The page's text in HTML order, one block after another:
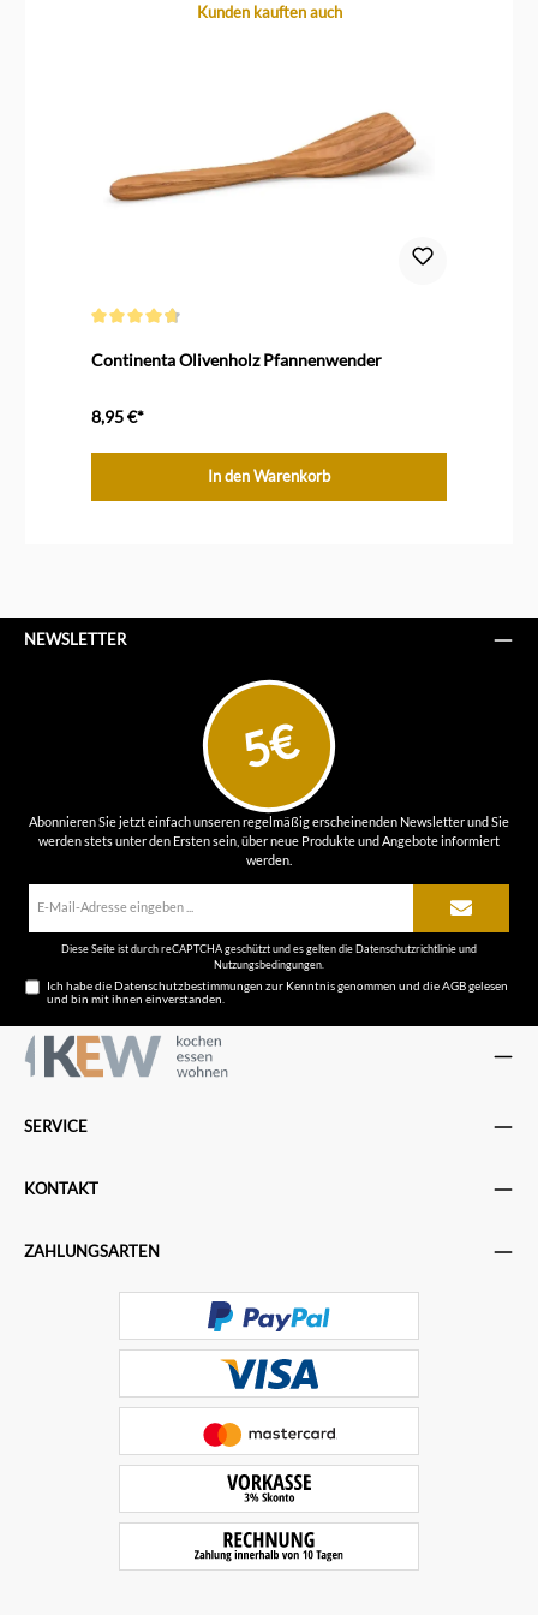
Produktgalerie überspringenKunden kauften auch
Continenta Olivenholz Pfannenwender
8,95 €*
In den Warenkorb
NEWSLETTER
5€
Abonnieren Sie jetzt einfach unseren regelmäßig erscheinenden Newsletter und Sie
werden stets unter den Ersten sein, über neue Produkte und Angebote informiert
werden.
Diese Seite ist durch reCAPTCHA geschützt und es gelten dieDatenschutzrichtlinieund
Nutzungsbedingungen
Ich habe dieDatenschutzbestimmungen zur Kenntnis genommen und dieAGBgelesen
und bin mit ihnen einverstanden.
SERVICE
KONTAKT
ZAHLUNGSARTEN